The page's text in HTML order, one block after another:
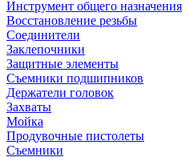
Инструмент общего назначения
Восстановление резьбы
Соединители
Заклепочники
Защитные элементы
Съемники подшипников
Держатели головок
Захваты
Мойка
Продувочные пистолеты
Съемники